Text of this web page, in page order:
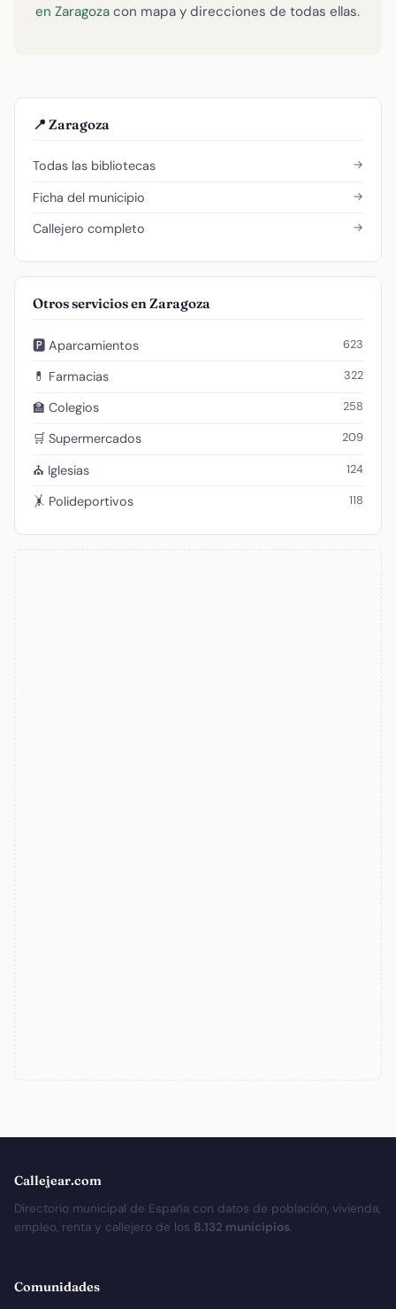
en Zaragoza con mapa y direcciones de todas ellas.
📍 Zaragoza
Todas las bibliotecas →
Ficha del municipio →
Callejero completo →
Otros servicios en Zaragoza
🅿️ Aparcamientos 623
💊 Farmacias 322
🏫 Colegios 258
🛒 Supermercados 209
⛪ Iglesias 124
🤸 Polideportivos 118
Callejear.com
Directorio municipal de España con datos de población, vivienda,
empleo, renta y callejero de los 8.132 municipios.
Comunidades